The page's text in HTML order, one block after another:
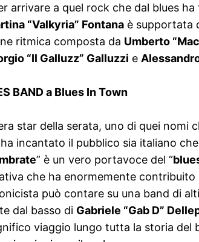
arrivare a quel rock che dal blues
“Valkyria” Fontana è supportata
ritmica composta da Umberto
“Il Galluzz” Galluzzi e
BAND a Blues In Town
star della serata, uno di quei nomi
incantato il pubblico sia italiano
” è un vero portavoce del “
che ha enormemente
può contare su una band di
dal basso di Gabriele “Gab D”
viaggio lungo tutta la storia del